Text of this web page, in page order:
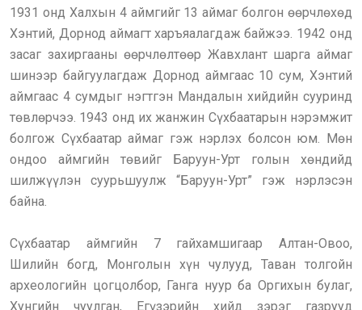
1931 онд Халхын 4 аймгийг 13 аймаг болгон өөрчлөхөд
Хэнтий, Дорнод аймагт харъяалагдаж байжээ. 1942 онд
засаг захиргааны өөрчлөлтөөр Жавхлант шарга аймаг
шинээр байгуулагдаж Дорнод аймгаас 10 сум, Хэнтий
аймгаас 4 сумдыг нэгтгэн Мандалын хийдийн сууринд
төвлөрчээ. 1943 онд их жанжин Сүхбаатарын нэрэмжит
болгож Сүхбаатар аймаг гэж нэрлэх болсон юм. Мөн
ондоо аймгийн төвийг Баруун-Урт голын хөндийд
шилжүүлэн суурьшуулж “Баруун-Урт” гэж нэрлэсэн
байна.
Сүхбаатар аймгийн 7 гайхамшигаар Алтан-Овоо,
Шилийн богд, Монголын хүн чулууд, Таван толгойн
археологийн цогцолбор, Ганга нуур ба Оргихын булаг,
Хунгийн чуулган, Егүзэрийн хийд зэрэг газрууд